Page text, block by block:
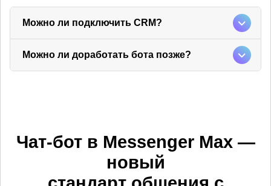
Можно ли подключить CRM?
Можно ли доработать бота позже?
Чат-бот в Messenger Max —
новый